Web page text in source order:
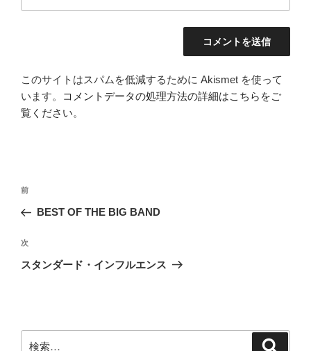
このサイトはスパムを低減するために Akismet を使って
います。
コメントデータの処理方法の詳細はこちらをご
覧ください。
投
ナ
ビ
ゲ
ン
前
の
稿
前
BEST OF THE BIG BAND
次
の
次
スタンダード・インフルエンス